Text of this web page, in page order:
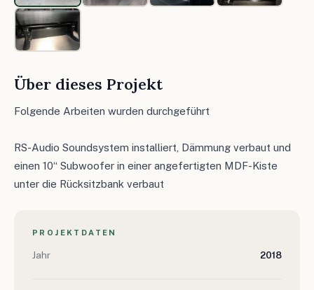
Über dieses Projekt
Folgende Arbeiten wurden durchgeführt
RS-Audio Soundsystem installiert, Dämmung verbaut und
einen 10“ Subwoofer in einer angefertigten MDF-Kiste
unter die Rücksitzbank verbaut
PROJEKTDATEN
Jahr 2018